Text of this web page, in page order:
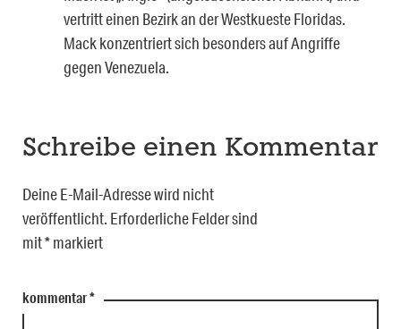
vertritt einen Bezirk an der Westkueste Floridas.
Mack konzentriert sich besonders auf Angriffe
gegen Venezuela.
Schreibe einen Kommentar
Deine E-Mail-Adresse wird nicht
veröffentlicht. Erforderliche Felder sind
mit*markiert
kommentar*